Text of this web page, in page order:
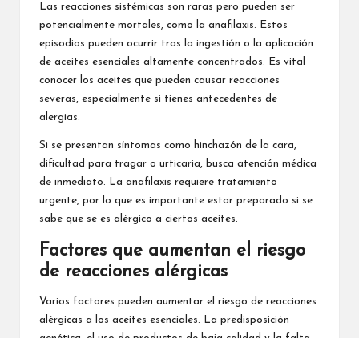
Las reacciones sistémicas son raras pero pueden ser
potencialmente mortales, como la anafilaxis. Estos
episodios pueden ocurrir tras la ingestión o la aplicación
de aceites esenciales altamente concentrados. Es vital
conocer los aceites que pueden causar reacciones
severas, especialmente si tienes antecedentes de
alergias.
Si se presentan síntomas como hinchazón de la cara,
dificultad para tragar o urticaria, busca atención médica
de inmediato. La anafilaxis requiere tratamiento
urgente, por lo que es importante estar preparado si se
sabe que se es alérgico a ciertos aceites.
Factores que aumentan el riesgo
de reacciones alérgicas
Varios factores pueden aumentar el riesgo de reacciones
alérgicas a los aceites esenciales. La predisposición